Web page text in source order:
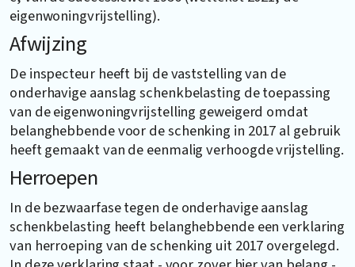
eigenwoningvrijstelling).
Afwijzing
De inspecteur heeft bij de vaststelling van de
onderhavige aanslag schenkbelasting de toepassing
van de eigenwoningvrijstelling geweigerd omdat
belanghebbende voor de schenking in 2017 al gebruik
heeft gemaakt van de eenmalig verhoogde vrijstelling.
Herroepen
In de bezwaarfase tegen de onderhavige aanslag
schenkbelasting heeft belanghebbende een verklaring
van herroeping van de schenking uit 2017 overgelegd.